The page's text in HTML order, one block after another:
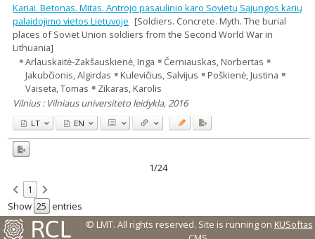
Kariai. Betonas. Mitas. Antrojo pasaulinio karo Sovietų Sąjungos karių
palaidojimo vietos Lietuvoje [Soldiers. Concrete. Myth. The burial
places of Soviet Union soldiers from the Second World War in
Lithuania]
Arlauskaitė-Zakšauskienė, Inga
Černiauskas, Norbertas
Jakubčionis, Algirdas
Kulevičius, Salvijus
Poškienė, Justina
Vaiseta, Tomas
Zikaras, Karolis
Vilnius : Vilniaus universiteto leidykla, 2016
LT EN
1/24
1
Show
entries
© LMT. All rights reserved. Site is running on KUSoftas